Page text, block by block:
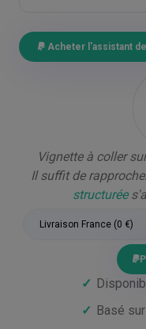
Acheter l'assistant
Vignette à coller
Il suffit de
structurée
✓
✓ Basé